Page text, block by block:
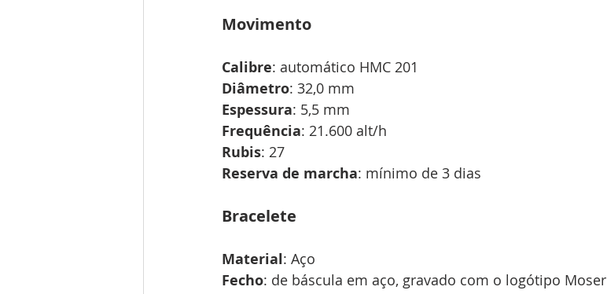
Movimento
Calibre: automático HMC 201
Diâmetro: 32,0 mm
Espessura: 5,5 mm
Frequência: 21.600 alt/h
Rubis: 27
Reserva de marcha: mínimo de 3 dias
Bracelete
Material: Aço
Fecho: de báscula em aço, gravado com o logótipo Moser